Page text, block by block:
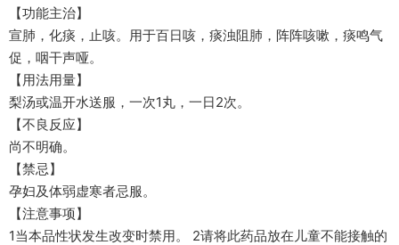
【功能主治】
宣肺，化痰，止咳。用于百日咳，痰浊阻肺，阵阵咳嗽，痰鸣气
促，咽干声哑。
【用法用量】
梨汤或温开水送服，一次1丸，一日2次。
【不良反应】
尚不明确。
【禁忌】
孕妇及体弱虚寒者忌服。
【注意事项】
1当本品性状发生改变时禁用。 2请将此药品放在儿童不能接触的